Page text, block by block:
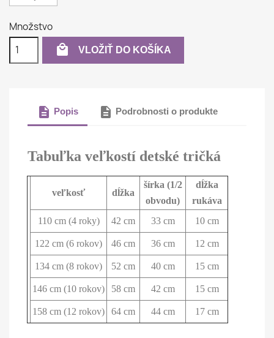
Množstvo
 VLOŽIŤ DO KOŠÍKA
description Popis description Podrobnosti o produkte
Tabuľka veľkostí detské tričká
veľkosť dĺžka
šírka (1/2
obvodu)
dĺžka
rukáva
110 cm (4 roky)
42 cm 33 cm 10 cm
122 cm (6 rokov) 46 cm 36 cm 12 cm
134 cm (8 rokov) 52 cm 40 cm 15 cm
146 cm (10 rokov) 58 cm 42 cm 15 cm
158 cm (12 rokov) 64 cm 44 cm 17 cm